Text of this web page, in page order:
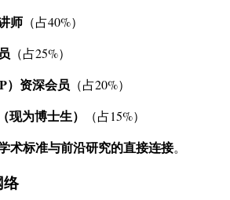
师 （占40%）
（占25%）
）资深会员 （占20%）
现为博士生）
（占15%）
术标准与前沿研究的直接连接。
络